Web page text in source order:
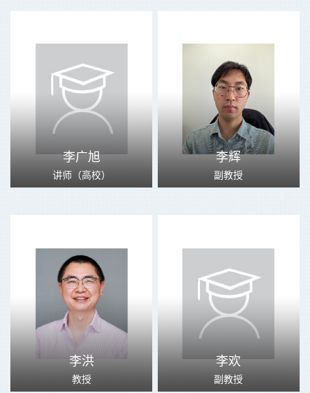
李广旭
讲师（高校）
李辉
副教授
李洪
教授
李欢
副教授